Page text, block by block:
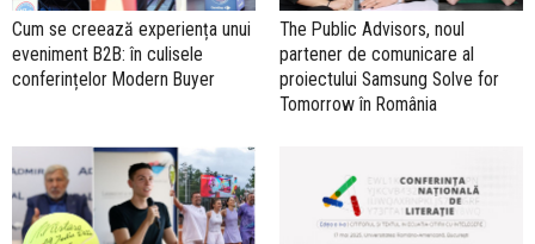
Cum se creează experiența unui
eveniment B2B: în culisele
conferințelor Modern Buyer
The Public Advisors, noul
partener de comunicare al
proiectului Samsung Solve for
Tomorrow în România